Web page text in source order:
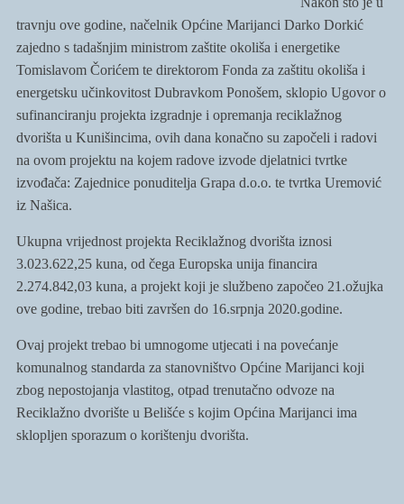
travnju ove godine, načelnik Općine Marijanci Darko Dorkić
zajedno s tadašnjim ministrom zaštite okoliša i energetike
Tomislavom Čorićem te direktorom Fonda za zaštitu okoliša i
energetsku učinkovitost Dubravkom Ponošem, sklopio Ugovor o
sufinanciranju projekta izgradnje i opremanja reciklažnog
dvorišta u Kunišincima, ovih dana konačno su započeli i radovi
na ovom projektu na kojem radove izvode djelatnici tvrtke
izvođača: Zajednice ponuditelja Grapa d.o.o. te tvrtka Uremović
iz Našica.
Ukupna vrijednost projekta Reciklažnog dvorišta iznosi
3.023.622,25 kuna, od čega Europska unija financira
2.274.842,03 kuna, a projekt koji je službeno započeo 21.ožujka
ove godine, trebao biti završen do 16.srpnja 2020.godine.
Ovaj projekt trebao bi umnogome utjecati i na povećanje
komunalnog standarda za stanovništvo Općine Marijanci koji
zbog nepostojanja vlastitog, otpad trenutačno odvoze na
Reciklažno dvorište u Belišće s kojim Općina Marijanci ima
sklopljen sporazum o korištenju dvorišta.